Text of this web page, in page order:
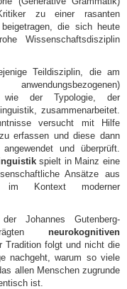
zu einer rasanten
die sich heute
Wissenschaftsdisziplin
Teildisziplin, die am
wie der Typologie, der
zusammenarbeitet.
versucht mit Hilfe
erfassen und diese dann
und überprüft.
spielt in Mainz eine
Ansätze aus
Kontext moderner
Johannes Gutenberg-
neurokognitiven
Tradition folgt und nicht die
nachgeht, warum so viele
allen Menschen zugrunde
ist.